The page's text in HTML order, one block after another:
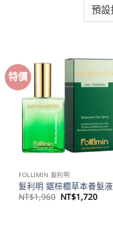
特價
FOLLIMIN 髮利明
髮利明 鋸棕櫚草本養髮液
NT$1,960 原
NT$1,720目